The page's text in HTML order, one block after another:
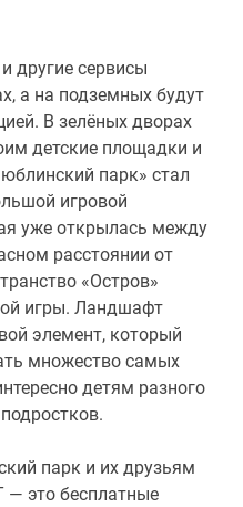
другие сервисы
а на подземных будут
В зелёных дворах
детские площадки и
парк» стал
игровой
уже открылась между
расстоянии от
«Остров»
игры. Ландшафт
элемент, который
множество самых
детям разного
парк и их друзьям
это бесплатные